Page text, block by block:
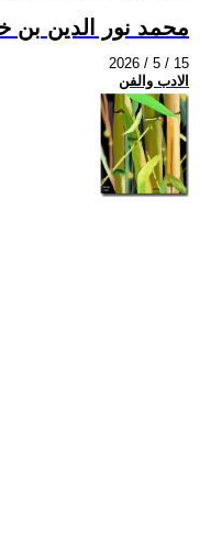
محمد نور الدين بن
2026 / 5 / 15
الادب والفن